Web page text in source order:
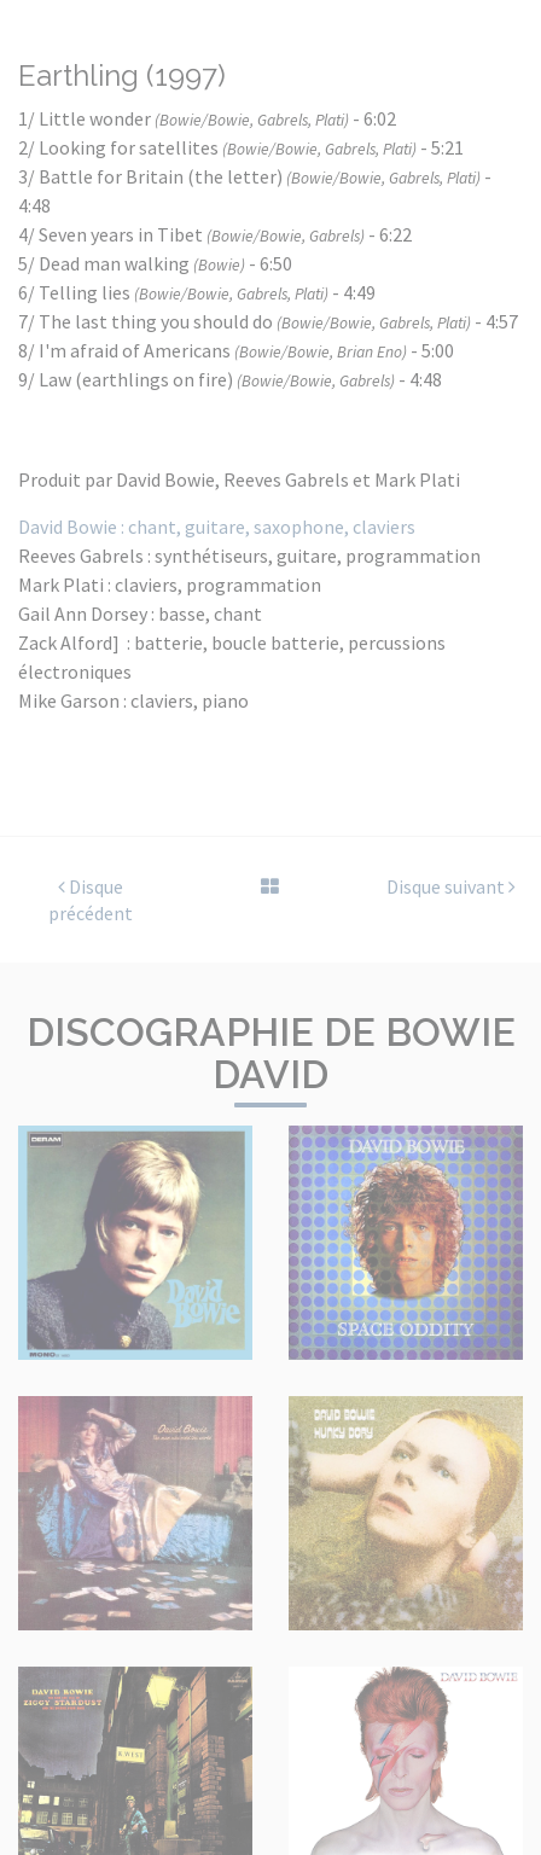
Earthling (1997)
1/ Little wonder (Bowie/Bowie, Gabrels, Plati) - 6:02
2/ Looking for satellites (Bowie/Bowie, Gabrels, Plati) - 5:21
3/ Battle for Britain (the letter) (Bowie/Bowie, Gabrels, Plati) -
4:48
4/ Seven years in Tibet (Bowie/Bowie, Gabrels) - 6:22
5/ Dead man walking (Bowie) - 6:50
6/ Telling lies (Bowie/Bowie, Gabrels, Plati) - 4:49
7/ The last thing you should do (Bowie/Bowie, Gabrels, Plati) - 4:57
8/ I'm afraid of Americans (Bowie/Bowie, Brian Eno) - 5:00
9/ Law (earthlings on fire) (Bowie/Bowie, Gabrels) - 4:48
Produit par David Bowie, Reeves Gabrels et Mark Plati
David Bowie : chant, guitare, saxophone, claviers
Reeves Gabrels : synthétiseurs, guitare, programmation
Mark Plati : claviers, programmation
Gail Ann Dorsey : basse, chant
Zack Alford] : batterie, boucle batterie, percussions
électroniques
Mike Garson : claviers, piano
Disque
précédent
Disque suivant
DISCOGRAPHIE DE BOWIE
DAVID